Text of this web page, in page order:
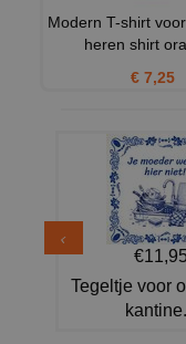
Modern T-shirt
heren shirt
€ 7,25
€11,95
Tegeltje voor